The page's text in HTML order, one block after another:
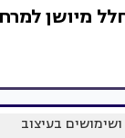
מיושן